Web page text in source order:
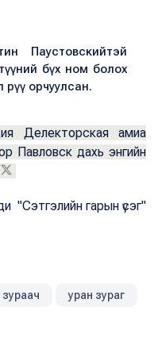
Паустовскийтэй
түүний бүх ном болох
рүү орчуулсан.
Делекторская амиа
Павловск дахь энгийн
"Сэтгэлийн гарын үсэг"
зураач уран зураг